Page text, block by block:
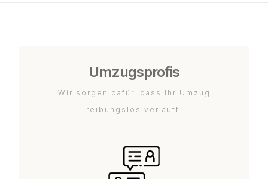
Umzugsprofis
Wir sorgen dafür, dass Ihr Umzug
reibungslos verläuft.